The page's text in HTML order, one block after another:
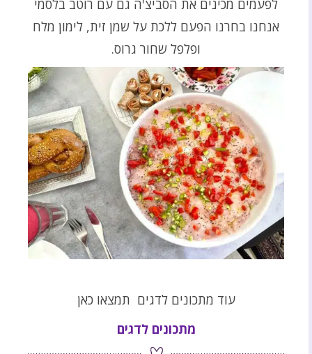
לפעמים מכינים את הסביצ'ה גם עם רוטב בלסמי
אנחנו בחרנו הפעם ללכת על שמן זית, לימון מלח
ופלפל שחור גרוס.
עוד מתכונים לדגים תמצאו כאן
מתכונים לדגים